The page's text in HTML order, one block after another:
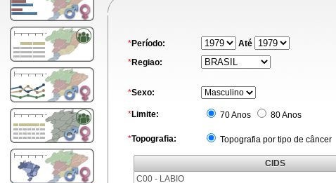
*Período:
Até
*Regiao:
*Sexo:
*Limite: 70 Anos 80 Anos
*Topografia: Topografia por tipo de câncer
CIDS
C00 - LABIO